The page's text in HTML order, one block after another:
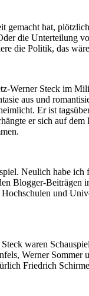
gemacht hat,
die Unterteilung
die Politik, das
Werner Steck im
aus und
Er ist
er sich auf
Neulich habe ich
Blogger-Beiträgen
und
waren
Werner Sommer
Friedrich